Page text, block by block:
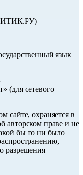
язык
(для сетевого
сайте, охраняется в
авторском праве и не
бы то ни было
разрешения